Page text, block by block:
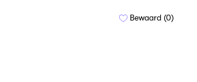
Bewaard (0)